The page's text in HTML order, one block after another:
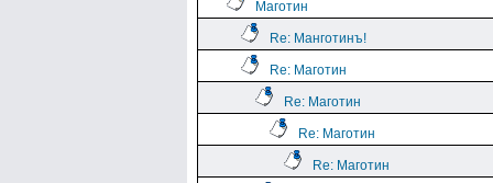
Маготин
Re: Манготинъ!
Re: Маготин
Re: Маготин
Re: Маготин
Re: Маготин